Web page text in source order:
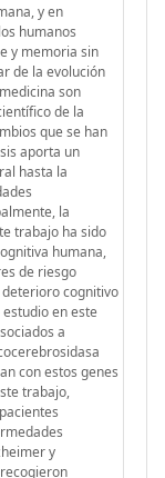
y en
humanos
y memoria sin
de la evolución
son
de la
que se han
aporta un
hasta la
la
trabajo ha sido
humana,
de riesgo
cognitivo
en este
a
con estos genes
trabajo,
y